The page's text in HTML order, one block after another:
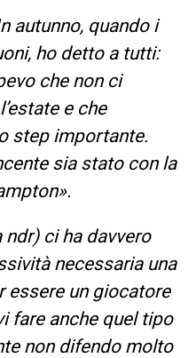
autunno, quando i
ho detto a tutti:
che non ci
e che
step importante.
sia stato con la
ndr) ci ha davvero
necessaria una
essere un giocatore
fare anche quel tipo
non difendo molto